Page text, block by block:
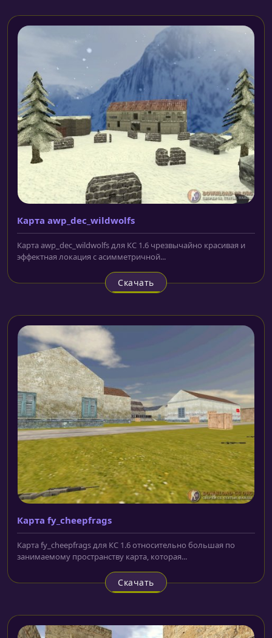
Карта awp_dec_wildwolfs
Карта awp_dec_wildwolfs для КС 1.6 чрезвычайно красивая и
эффектная локация с асимметричной...
Скачать
Карта fy_cheepfrags
Карта fy_cheepfrags для КС 1.6 относительно большая по
занимаемому пространству карта, которая...
Скачать